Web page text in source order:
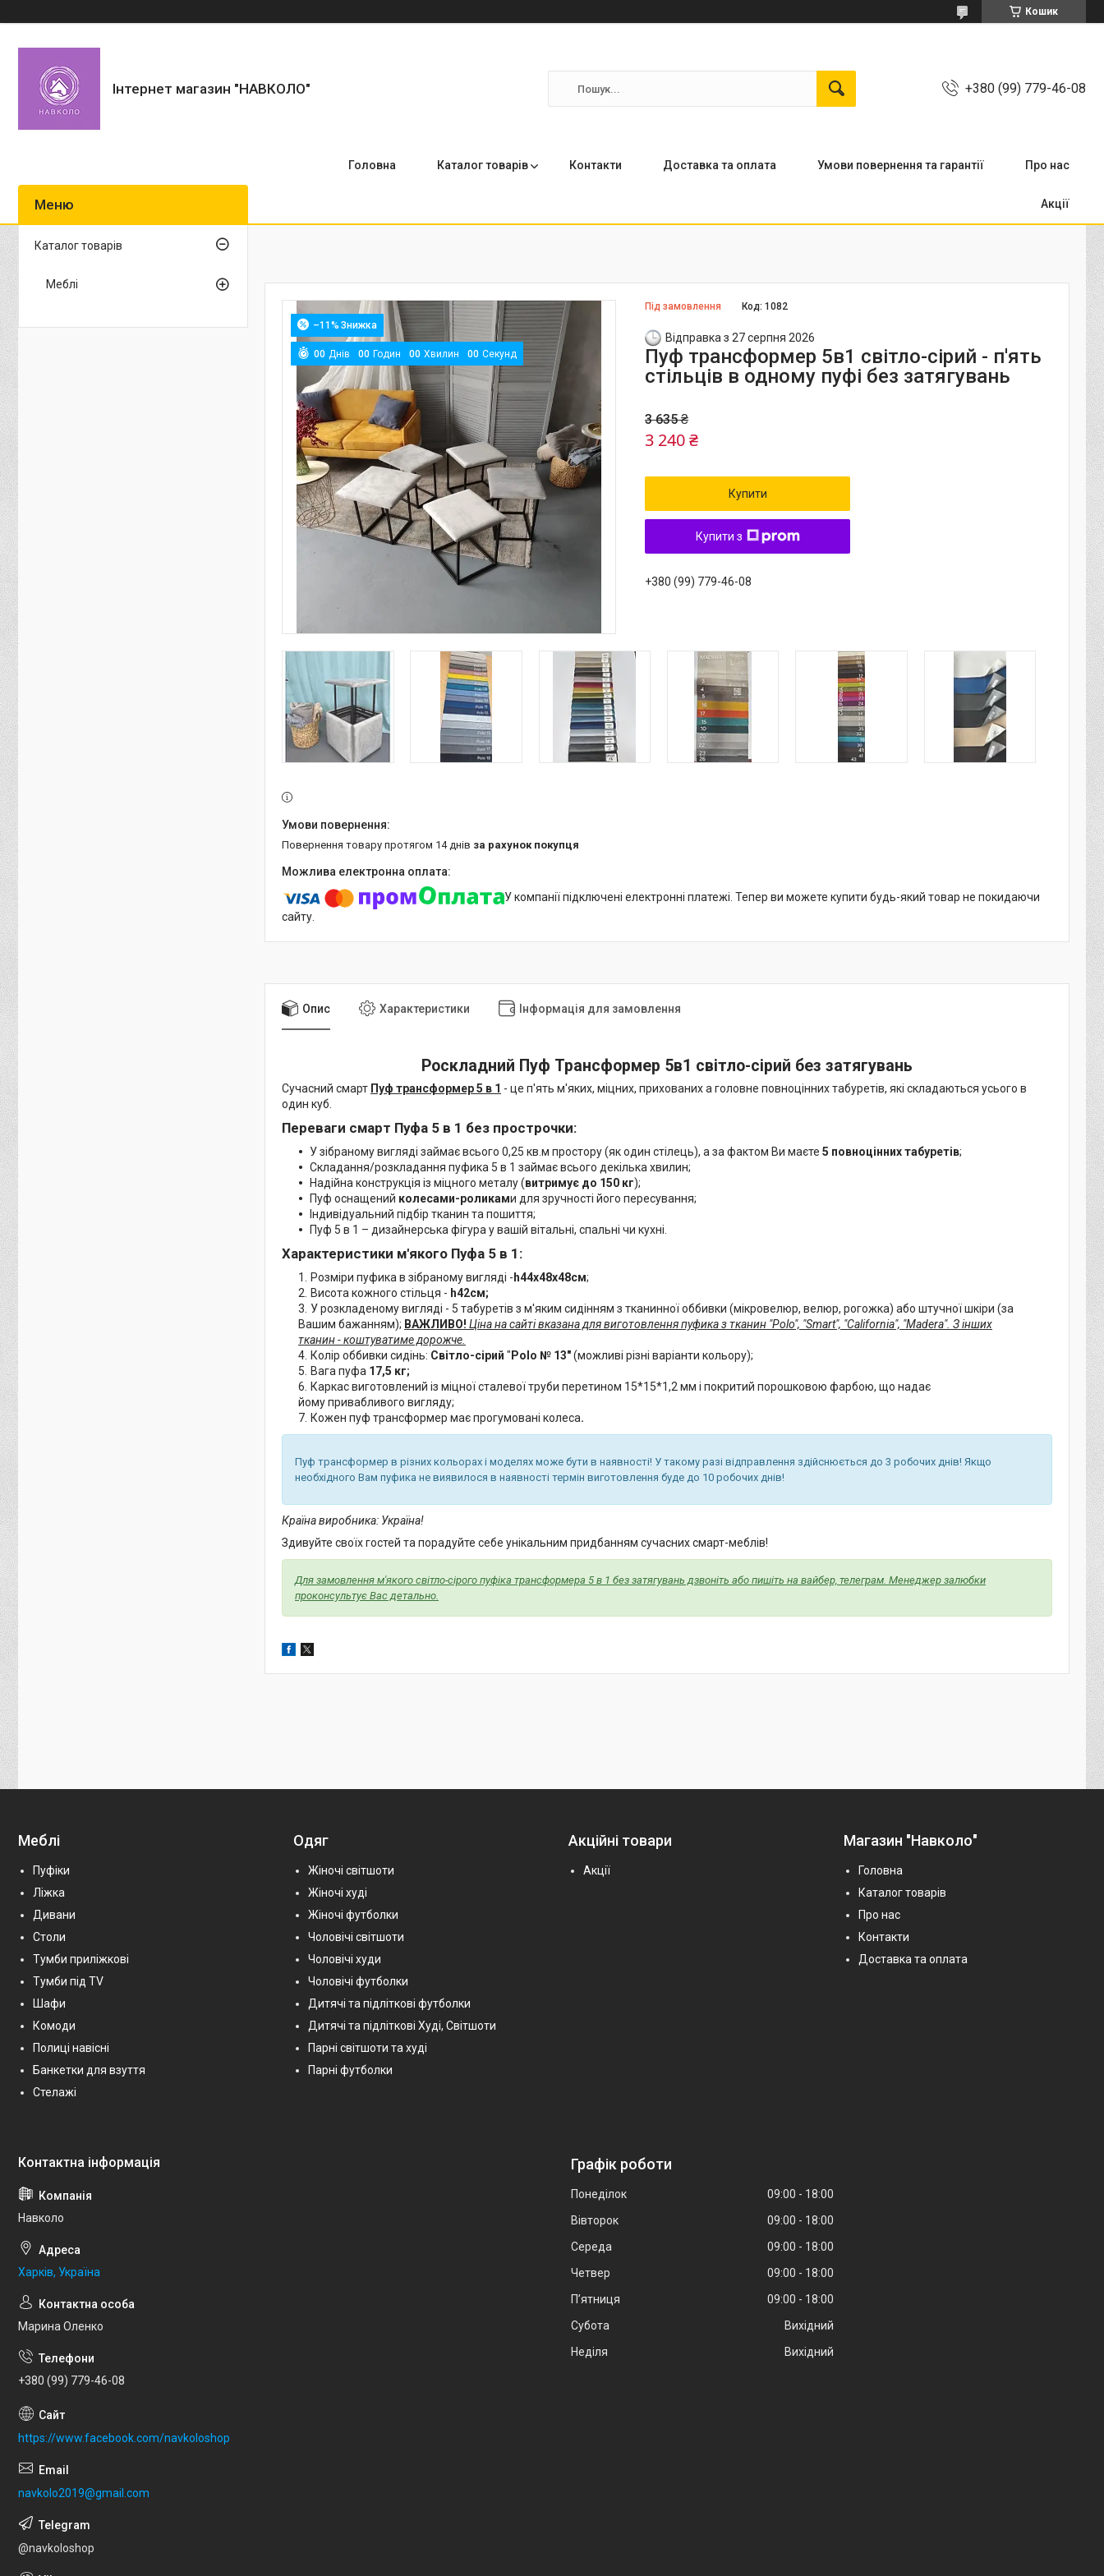
Кошик
Інтернет магазин "НАВКОЛО" +380 (99) 779-46-08
Головна Каталог товарів Контакти Доставка та оплата Умови повернення та гарантії Про нас
Акції
–11%
00 Днів 00 Годин 00 Хвилин 00 Секунд
Під замовлення Код:1082
Відправка з 27 серпня 2026
Пуф трансформер 5в1 світло-сірий - п'ять
стільців в одному пуфі без затягувань
3 635 ₴
3 240 ₴
Купити
Купити з
+380 (99) 779-46-08
повернення товару протягом 14 днів за рахунок покупця
У компанії підключені електронні платежі. Тепер ви можете купити будь-який товар не покидаючи
сайту.
Опис Характеристики Інформація для замовлення
Роскладний Пуф Трансформер 5в1 світло-сірий без затягувань
Сучасний смарт Пуф трансформер 5 в 1 - це п'ять м'яких, міцних, прихованих а головне повноцінних табуретів, які складаються усього в
один куб.
Переваги смарт Пуфа 5 в 1 без прострочки:
У зібраному вигляді займає всього 0,25 кв.м простору (як один стілець), а за фактом Ви маєте 5 повноцінних табуретів;
Складання/розкладання пуфика 5 в 1 займає всього декілька хвилин;
Надійна конструкція із міцного металу (витримує до 150 кг);
Пуф оснащений колесами-роликами для зручності його пересування;
Індивідуальний підбір тканин та пошиття;
Пуф 5 в 1 – дизайнерська фігура у вашій вітальні, спальні чи кухні.
Характеристики м'якого Пуфа 5 в 1:
Розміри пуфика в зібраному вигляді - h44х48х48см;
Висота кожного стільця - h42см;
У розкладеному вигляді - 5 табуретів з м'яким сидінням з тканинної оббивки (мікровелюр, велюр, рогожка) або штучної шкіри (за
Вашим бажанням); ВАЖЛИВО! Ціна на сайті вказана для виготовлення пуфика з тканин "Polo", "Smart", "California", "Madera". З інших
тканин - коштуватиме дорожче.
Колір оббивки сидінь: Світло-сірий " Polo № 13"(можливі різні варіанти кольору);
Вага пуфа 17,5 кг;
Каркас виготовлений із міцної сталевої труби перетином 15*15*1,2 мм і покритий порошковою фарбою, що надає
йому привабливого вигляду;
Кожен пуф трансформер має прогумовані колеса.
Пуф трансформер в різних кольорах і моделях може бути в наявності! У такому разі відправлення здійснюється до 3 робочих днів! Якщо
необхідного Вам пуфика не виявилося в наявності термін виготовлення буде до 10 робочих днів!
Країна виробника: Україна!
Здивуйте своїх гостей та порадуйте себе унікальним придбанням сучасних смарт-меблів!
Для замовлення м'якого світло-сірого пуфіка трансформера 5 в 1 без затягувань дзвоніть або пишіть на вайбер, телеграм. Менеджер залюбки
проконсультує Вас детально.
Каталог товарів
Меблі
Меблі
Пуфіки
Ліжка
Дивани
Столи
Тумби приліжкові
Тумби під TV
Шафи
Комоди
Полиці навісні
Банкетки для взуття
Стелажі
Одяг
Жіночі світшоти
Жіночі худі
Жіночі футболки
Чоловічі світшоти
Чоловічі худи
Чоловічі футболки
Дитячі та підліткові футболки
Дитячі та підліткові Худі, Світшоти
Парні світшоти та худі
Парні футболки
Акційні товари
Акції
Магазин "Навколо"
Головна
Каталог товарів
Про нас
Контакти
Доставка та оплата
Навколо
Харків, Україна
Марина Оленко
+380 (99) 779-46-08
https://www.facebook.com/navkoloshop
navkolo2019@gmail.com
@navkoloshop
Графік роботи
Понеділок 09:00
18:00
Вівторок
09:00
18:00
Середа
09:00
18:00
Четвер
09:00
18:00
Пʼятниця
09:00
18:00
Субота
Вихідний
Неділя
Вихідний